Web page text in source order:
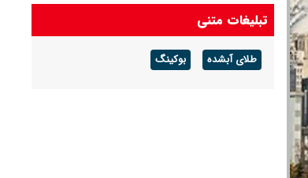
گردوخاک در بخش‌هایی از کشور
پیش بینی هوای مشهد فردا شنبه ۱۷ مرداد/ افزایش
دما از روز سه شنبه
تبلیغات متنی
طلای آبشده بوکینگ